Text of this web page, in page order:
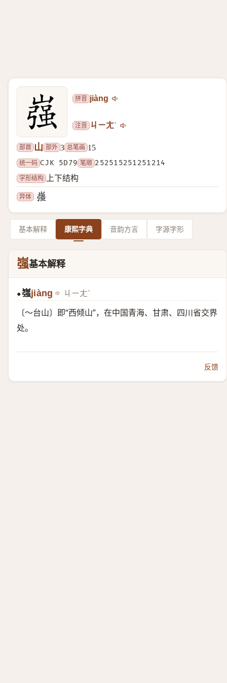
拼音 jiàng
注音 ㄐㄧㄤˋ
部首 山 部外 3 总笔画 15
统一码 CJK 5D79 笔顺 252515251251214
字形结构
上下结构
异体
基本解释 康熙字典 音韵方言 字源字形
嵹基本解释
● 嵹jiàng ㄐㄧㄤˋ
〔～台山〕即“西倾山”，在中国青海、甘肃、四川省交界
处。
反馈